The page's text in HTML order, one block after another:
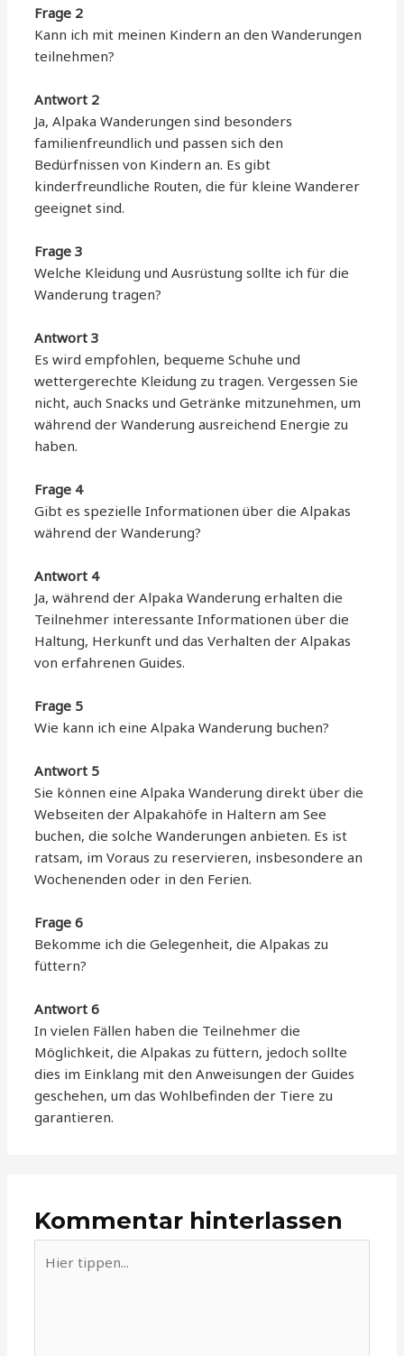
Frage 2
Kann ich mit meinen Kindern an den Wanderungen
teilnehmen?
Antwort 2
Ja, Alpaka Wanderungen sind besonders
familienfreundlich und passen sich den
Bedürfnissen von Kindern an. Es gibt
kinderfreundliche Routen, die für kleine Wanderer
geeignet sind.
Frage 3
Welche Kleidung und Ausrüstung sollte ich für die
Wanderung tragen?
Antwort 3
Es wird empfohlen, bequeme Schuhe und
wettergerechte Kleidung zu tragen. Vergessen Sie
nicht, auch Snacks und Getränke mitzunehmen, um
während der Wanderung ausreichend Energie zu
haben.
Frage 4
Gibt es spezielle Informationen über die Alpakas
während der Wanderung?
Antwort 4
Ja, während der Alpaka Wanderung erhalten die
Teilnehmer interessante Informationen über die
Haltung, Herkunft und das Verhalten der Alpakas
von erfahrenen Guides.
Frage 5
Wie kann ich eine Alpaka Wanderung buchen?
Antwort 5
Sie können eine Alpaka Wanderung direkt über die
Webseiten der Alpakahöfe in Haltern am See
buchen, die solche Wanderungen anbieten. Es ist
ratsam, im Voraus zu reservieren, insbesondere an
Wochenenden oder in den Ferien.
Frage 6
Bekomme ich die Gelegenheit, die Alpakas zu
füttern?
Antwort 6
In vielen Fällen haben die Teilnehmer die
Möglichkeit, die Alpakas zu füttern, jedoch sollte
dies im Einklang mit den Anweisungen der Guides
geschehen, um das Wohlbefinden der Tiere zu
garantieren.
Kommentar hinterlassen
tippen...